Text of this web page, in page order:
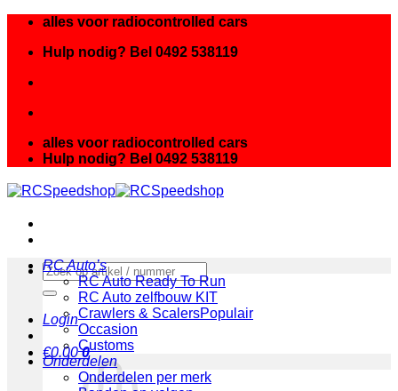
inhoud
alles voor radiocontrolled cars
Hulp nodig? Bel 0492 538119
alles voor radiocontrolled cars
Hulp nodig? Bel 0492 538119
Zoeken
naar:
Login
€0.00 0
RC Auto’s
RC Auto Ready To Run
RC Auto zelfbouw KIT
Crawlers & Scalers
Occasion
Customs
Onderdelen
Onderdelen per merk